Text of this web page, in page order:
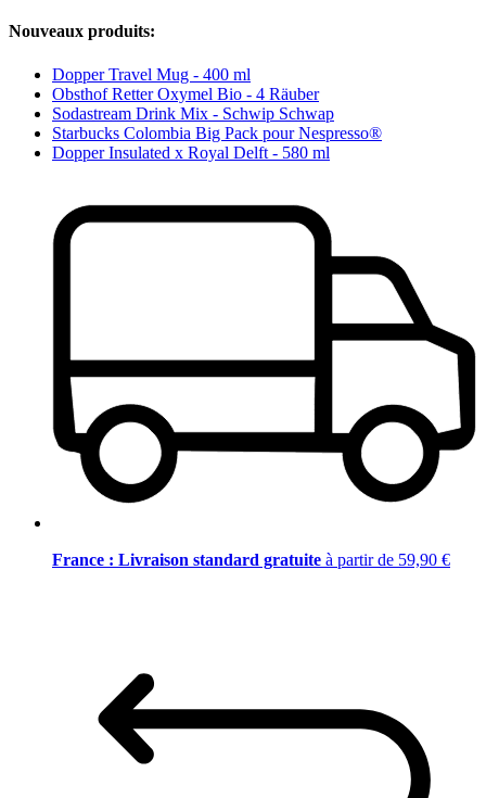
Nouveaux produits:
Dopper Travel Mug - 400 ml
Obsthof Retter Oxymel Bio - 4 Räuber
Sodastream Drink Mix - Schwip Schwap
Starbucks Colombia Big Pack pour Nespresso®
Dopper Insulated x Royal Delft - 580 ml
France : Livraison standard gratuite à partir de 59,90 €